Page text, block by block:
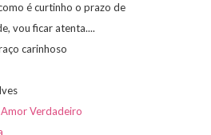
é curtinho o prazo de
vou ficar atenta....
carinhoso
Verdadeiro